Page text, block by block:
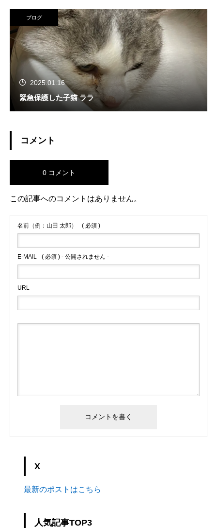
ブログ
2025.01.16
緊急保護した子猫 ララ
コメント
0 コメント
この記事へのコメントはありません。
名前（例：山田 太郎） ( 必須 )
E-MAIL ( 必須 ) - 公開されません -
URL
X
最新のポストはこちら
人気記事TOP3